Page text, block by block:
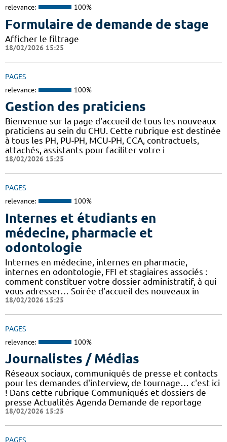
relevance: 100%
Formulaire de demande de stage
Afficher le filtrage
18/02/2026 15:25
PAGES
relevance: 100%
Gestion des praticiens
Bienvenue sur la page d'accueil de tous les nouveaux
praticiens au sein du CHU. Cette rubrique est destinée
à tous les PH, PU-PH, MCU-PH, CCA, contractuels,
attachés, assistants pour faciliter votre i
18/02/2026 15:25
PAGES
relevance: 100%
Internes et étudiants en
médecine, pharmacie et
odontologie
Internes en médecine, internes en pharmacie,
internes en odontologie, FFI et stagiaires associés :
comment constituer votre dossier administratif, à qui
vous adresser… Soirée d'accueil des nouveaux in
18/02/2026 15:25
PAGES
relevance: 100%
Journalistes / Médias
Réseaux sociaux, communiqués de presse et contacts
pour les demandes d'interview, de tournage… c'est ici
! Dans cette rubrique Communiqués et dossiers de
presse Actualités Agenda Demande de reportage
18/02/2026 15:25
PAGES